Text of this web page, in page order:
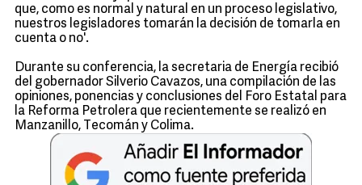
que, como es normal y natural en un proceso legislativo,
nuestros legisladores tomarán la decisión de tomarla en
cuenta o no'.
Durante su conferencia, la secretaria de Energía recibió
del gobernador Silverio Cavazos, una compilación de las
opiniones, ponencias y conclusiones del Foro Estatal para
la Reforma Petrolera que recientemente se realizó en
Manzanillo, Tecomán y Colima.